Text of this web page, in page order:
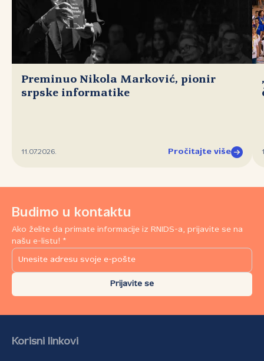
Preminuo Nikola Marković, pionir
srpske informatike
11.07.2026. Pročitajte više
Budimo u kontaktu
Ako želite da primate informacije iz RNIDS-a, prijavite se na
našu e-listu! *
Prijavite se
Korisni linkovi